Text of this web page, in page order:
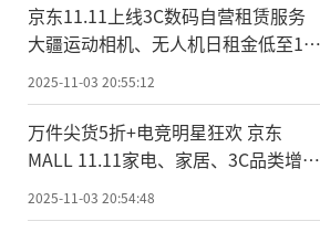
京东11.11上线3C数码自营租赁服务
大疆运动相机、无人机日租金低至13
元
2025-11-03 20:55:12
万件尖货5折+电竞明星狂欢 京东
MALL 11.11家电、家居、3C品类增长
2025-11-03 20:54:48